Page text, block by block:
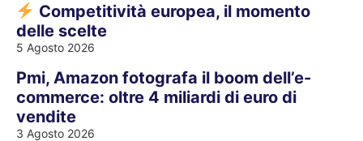
Competitività europea, il momento
delle scelte
5 Agosto 2026
Pmi, Amazon fotografa il boom dell’e-
commerce: oltre 4 miliardi di euro di
vendite
3 Agosto 2026